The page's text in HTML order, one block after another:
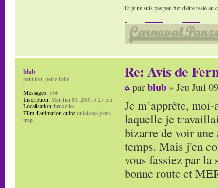
Et je ne suis pas peu fier d'être resté au
Re: Avis de
parblub » Jeu Juil
Je m’apprête,
laquelle je
bizarre de voir une
temps. Mais j'en
vous fassiez par la
bonne route et
blub
petit fou, petite folle
Messages: 164
Inscription:Mer Jan 03, 2007 5:27 pm
Localisation:bruxelles
Film d'animation culte:oulalaaaa,y'ena
trop